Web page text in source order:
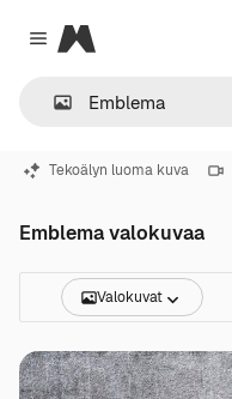
Close menu
Magnific
Tekoälyn luoma kuva
Emblema valokuvaa
Valokuvat